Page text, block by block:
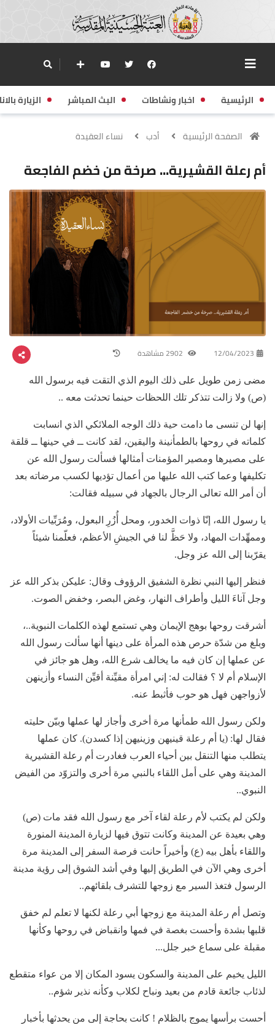
الرئيسية اخبار ونشاطات البث المباشر الزيارة
الصفحة الرئيسية أدب نساء العقيدة
أم رعلة القشيرية... صرخة من خضم الفاجعة
12/04/2023
مضى زمن طويل على ذلك اليوم الذي التقت فيه برسول الله
(ص) ولا زالت تتذكر تلك اللحظات حينما تحدثت معه ..
إنها لن تنسى ما دامت حية ذلك الوجه الملائكي الذي انسابت
كلماته في روحها بالطمأنينة واليقين، لقد كانت ــ في حينها ــ قلقة
على مصيرها ومصير المؤمنات أمثالها فسألت رسول الله عن
تكليفها وعما كتب الله عليها من أعمال تؤديها لكسب مرضاته بعد
أن أمر الله تعالى الرجال بالجهاد في سبيله فقالت:
يا رسول الله، إنّا ذوات الخدور، ومحل أُزُرِ البعول، ومُرَبِّيات الأولاد،
وممهِّدات المهاد، ولا حَظَّ لنا في الجيشِ الأعظم، فعلّمنا شيئاً
يقرّبنا إلى الله عز وجل.
فنظر إليها النبي نظرة الشفيق الرؤوف وقال: عليكن بذكر الله عز
وجل آناءَ الليل وأطراف النهار، وغض البصر، وخفض الصوت.
أشرقت روحها بوهج الإيمان وهي تستمع لهذه الكلمات النبوية..،
وبلغ من شدّة حرص هذه المرأة على دينها أنها سألت رسول الله
عن عملها إن كان فيه ما يخالف شرع الله، وهل هو جائز في
الإسلام أم لا ؟ فقالت له: إني امرأة مقيِّنة أقيِّن النساء وأزينهن
لأزواجهن فهل هو حوب فأثبط عنه.
ولكن رسول الله طمأنها مرة أخرى وأجاز لها عملها وبيّن حليته
فقال لها: (يا أم رعلة قينيهن وزينيهن إذا كسدن). كان عملها
يتطلب منها التنقل بين أحياء العرب فغادرت أم رعلة القشيرية
المدينة وهي على أمل اللقاء بالنبي مرة أخرى والتزوّد من الفيض
النبوي..
ولكن لم يكتب لأم رعلة لقاء آخر مع رسول الله فقد مات (ص)
وهي بعيدة عن المدينة وكانت تتوق فيها لزيارة المدينة المنورة
واللقاء بأهل بيه (ع) وأخيراً حانت فرصة السفر إلى المدينة مرة
أخرى وهي الآن في الطريق إليها وفي أشد الشوق إلى رؤية مدينة
الرسول فتغذ السير مع زوجها للتشرف بلقائهم..
وتصل أم رعلة المدينة مع زوجها أبي رعلة لكنها لا تعلم لم خفق
قلبها بشدة وأحست بغصة في فمها وانقباض في روحها وكأنها
مقبلة على سماع خبر جلل...
الليل يخيم على المدينة والسكون يسود المكان إلا من عواء متقطع
لذئاب جائعة قادم من بعيد ونباح لكلاب وكأنه نذير شؤم..
أحست برأسها يموج بالظلام ! كانت بحاجة إلى من يحدثها بأخبار